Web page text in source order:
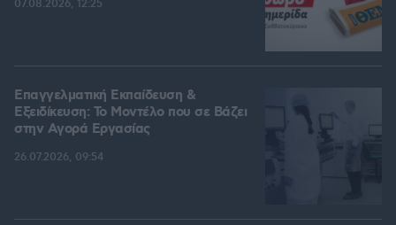
07.08.2026, 12:25
Επαγγελματική Εκπαίδευση &
Εξειδίκευση: Το Mοντέλο που σε Bάζει
στην Aγορά Eργασίας
26.07.2026, 09:54